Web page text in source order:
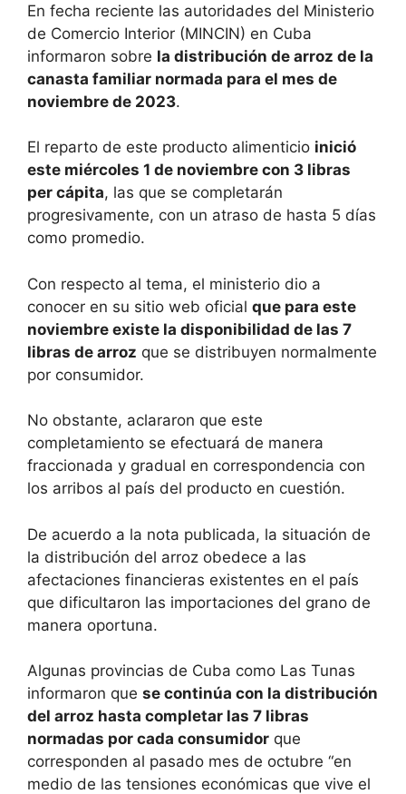
En fecha reciente las autoridades del Ministerio
de Comercio Interior (MINCIN) en Cuba
informaron sobre la distribución de arroz de la
canasta familiar normada para el mes de
noviembre de 2023.
El reparto de este producto alimenticio inició
este miércoles 1 de noviembre con 3 libras
per cápita, las que se completarán
progresivamente, con un atraso de hasta 5 días
como promedio.
Con respecto al tema, el ministerio dio a
conocer en su sitio web oficial que para este
noviembre existe la disponibilidad de las 7
libras de arroz que se distribuyen normalmente
por consumidor.
No obstante, aclararon que este
completamiento se efectuará de manera
fraccionada y gradual en correspondencia con
los arribos al país del producto en cuestión.
De acuerdo a la nota publicada, la situación de
la distribución del arroz obedece a las
afectaciones financieras existentes en el país
que dificultaron las importaciones del grano de
manera oportuna.
Algunas provincias de Cuba como Las Tunas
informaron que se continúa con la distribución
del arroz hasta completar las 7 libras
normadas por cada consumidor que
corresponden al pasado mes de octubre “en
medio de las tensiones económicas que vive el